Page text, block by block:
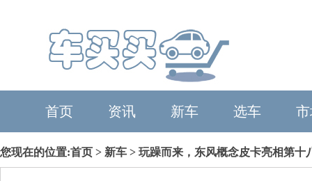
首页 资讯 新车 选车
您现在的位置:首页 > 新车 > 玩躁而来，东风概念皮卡亮相第十